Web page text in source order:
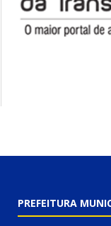
PREFEITURA